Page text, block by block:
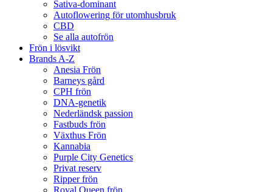
Sativa-dominant
Autoflowering för utomhusbruk
CBD
Se alla autofrön
Frön i lösvikt
Brands A-Z
Anesia Frön
Barneys gård
CPH frön
DNA-genetik
Nederländsk passion
Fastbuds frön
Växthus Frön
Kannabia
Purple City Genetics
Privat reserv
Ripper frön
Royal Queen frön